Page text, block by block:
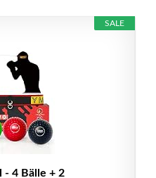
SALE
- 4 Bälle + 2